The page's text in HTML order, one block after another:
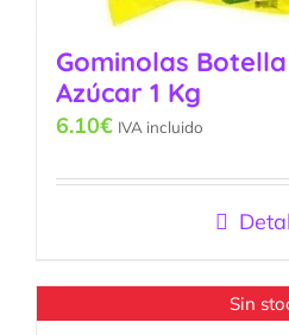
Gominolas
Azúcar 1 Kg
6.10€ IVA incluido
Sin